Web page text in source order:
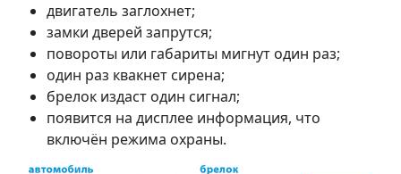
двигатель заглохнет;
замки дверей запрутся;
повороты или габариты мигнут один раз;
один раз квакнет сирена;
брелок издаст один сигнал;
появится на дисплее информация, что
включён режима охраны.